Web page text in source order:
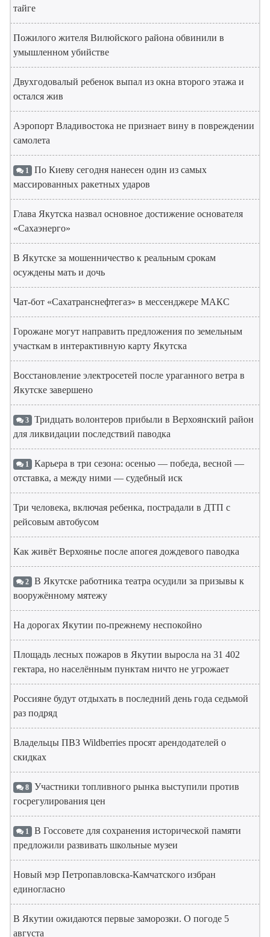
тайге
Пожилого жителя Вилюйского района обвинили в
умышленном убийстве
Двухгодовалый ребенок выпал из окна второго этажа и
остался жив
Аэропорт Владивостока не признает вину в повреждении
самолета
1 По Киеву сегодня нанесен один из самых
массированных ракетных ударов
Глава Якутска назвал основное достижение основателя
«Сахаэнерго»
В Якутске за мошенничество к реальным срокам
осуждены мать и дочь
Чат-бот «Сахатранснефтегаз» в мессенджере МАКС
Горожане могут направить предложения по земельным
участкам в интерактивную карту Якутска
Восстановление электросетей после ураганного ветра в
Якутске завершено
3 Тридцать волонтеров прибыли в Верхоянский район
для ликвидации последствий паводка
1 Карьера в три сезона: осенью — победа, весной —
отставка, а между ними — судебный иск
Три человека, включая ребенка, пострадали в ДТП с
рейсовым автобусом
Как живёт Верхоянье после апогея дождевого паводка
2 В Якутске работника театра осудили за призывы к
вооружённому мятежу
На дорогах Якутии по-прежнему неспокойно
Площадь лесных пожаров в Якутии выросла на 31 402
гектара, но населённым пунктам ничто не угрожает
Россияне будут отдыхать в последний день года седьмой
раз подряд
Владельцы ПВЗ Wildberries просят арендодателей о
скидках
8 Участники топливного рынка выступили против
госрегулирования цен
1 В Госсовете для сохранения исторической памяти
предложили развивать школьные музеи
Новый мэр Петропавловска-Камчатского избран
единогласно
В Якутии ожидаются первые заморозки. О погоде 5
августа